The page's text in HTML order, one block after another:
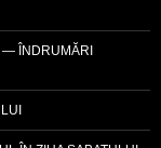
— ÎNDRUMĂRI